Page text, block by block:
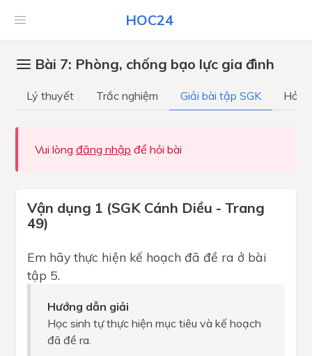
HOC24
Bài 7: Phòng, chống bạo lực gia đình
Lý thuyết Trắc nghiệm Giải bài tập SGK Hỏi
Vui lòng đăng nhập để hỏi bài
Vận dụng 1 (SGK Cánh Diều - Trang
49)
Em hãy thực hiện kế hoạch đã đề ra ở bài
tập 5.
Hướng dẫn giải
Học sinh tự thực hiện mục tiêu và kế hoạch
đã đề ra.